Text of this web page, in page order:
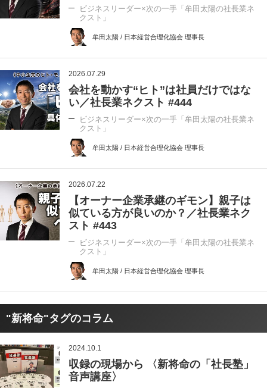
ビジネスリーダー×次の一手「牟田太陽の社長業ネ
クスト」
牟田太陽 / 日本経営合理化協会 理事長
2026.07.29
会社を動かす“ヒト”は社員だけではな
い／社長業ネクスト #444
ビジネスリーダー×次の一手「牟田太陽の社長業ネ
クスト」
牟田太陽 / 日本経営合理化協会 理事長
2026.07.22
【オーナー企業承継のギモン】親子は
似ている方が良いのか？／社長業ネク
スト #443
ビジネスリーダー×次の一手「牟田太陽の社長業ネ
クスト」
牟田太陽 / 日本経営合理化協会 理事長
"新将命"タグのコラム
2024.10.1
収録の現場から 〈新将命の「社長塾」
音声講座〉